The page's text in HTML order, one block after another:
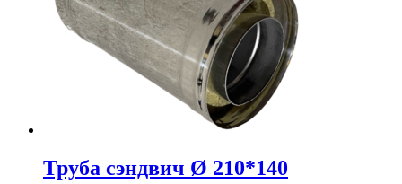
Труба сэндвич Ø 210*140